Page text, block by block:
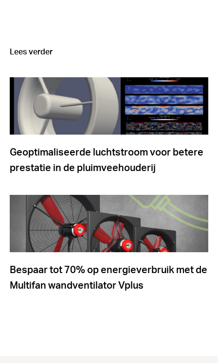
Lees verder
Geoptimaliseerde luchtstroom voor betere
prestatie in de pluimveehouderij
Bespaar tot 70% op energieverbruik met de
Multifan wandventilator Vplus